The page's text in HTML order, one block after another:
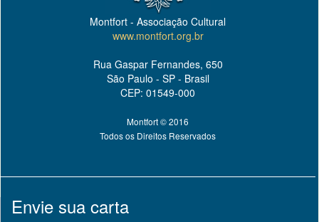
Montfort - Associação Cultural
www.montfort.org.br
Rua Gaspar Fernandes, 650
São Paulo - SP - Brasil
CEP: 01549-000
Montfort © 2016
Todos os Direitos Reservados
Envie sua carta